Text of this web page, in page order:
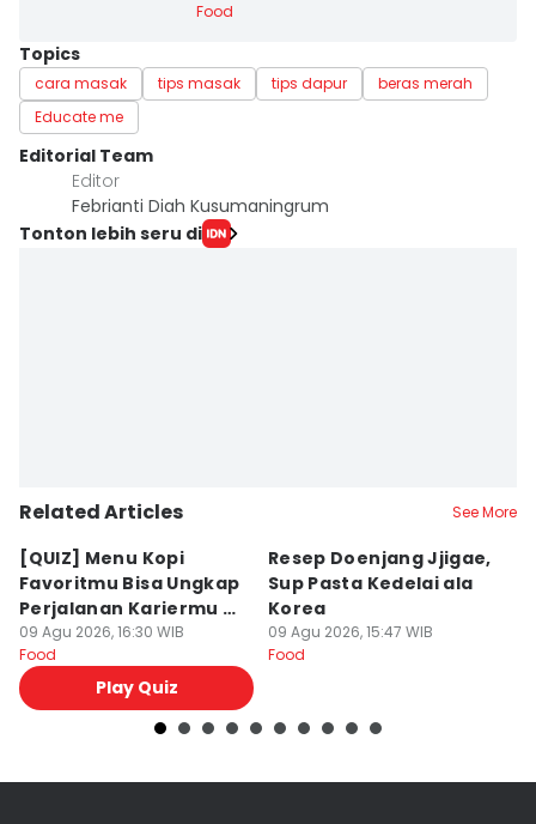
Food
Topics
cara masak tips masak tips dapur
beras merah
Educate me
Editorial Team
Editor
Febrianti Diah Kusumaningrum
Tonton lebih seru di
Related Articles See More
⁠[QUIZ] Menu Kopi
Favoritmu Bisa Ungkap
Perjalanan Kariermu di
Masa Depan
09 Agu 2026, 16:30 WIB
Food
Play Quiz
Resep Doenjang Jjigae,
Sup Pasta Kedelai ala
Korea
09 Agu 2026, 15:47 WIB
Food